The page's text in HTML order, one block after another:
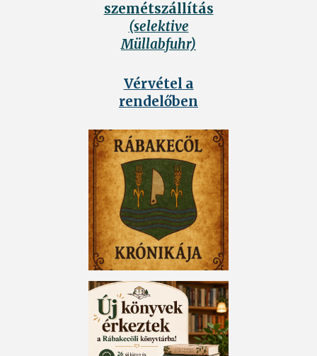
szemétszállítás
(selektive
Müllabfuhr)
Vérvétel a
rendelőben